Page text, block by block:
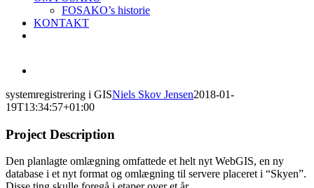
FOSAKO’s historie
KONTAKT
Image
systemregistrering i GISNiels Skov Jensen2018-01-
19T13:34:57+01:00
Project Description
Den planlagte omlægning omfattede et helt nyt WebGIS, en ny
database i et nyt format og omlægning til servere placeret i “Skyen”.